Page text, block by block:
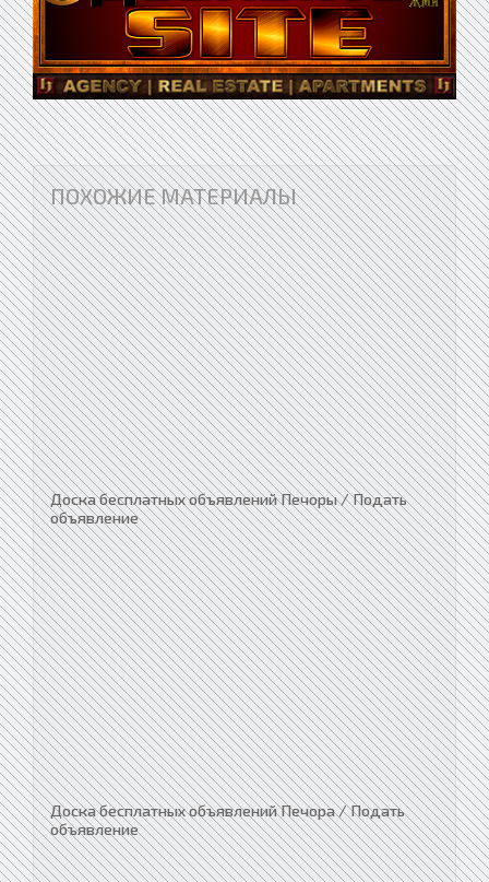
ПОХОЖИЕ МАТЕРИАЛЫ
Доска бесплатных объявлений Печоры / Подать
объявление
Доска бесплатных объявлений Печора / Подать
объявление